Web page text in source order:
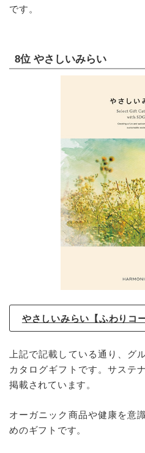
です。
8位 やさしいみらい
やさしいみらい【ふわりコ
上記で記載している通り、グ
カタログギフトです。サステ
掲載されています。
オーガニック商品や健康を意
めのギフトです。